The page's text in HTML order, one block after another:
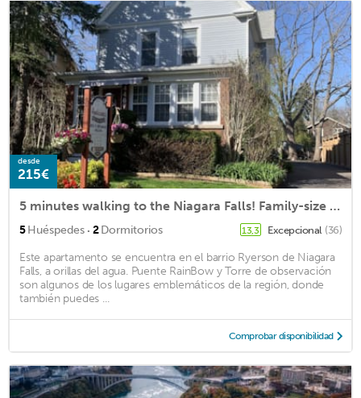
desde
215€
5 minutes walking to the Niagara Falls! Family-size suite with private entrance.
5Huéspedes · 2Dormitorios 13,3 Excepcional (36)
Este apartamento se encuentra en el barrio Ryerson de Niagara
Falls, a orillas del agua. Puente RainBow y Torre de observación
son algunos de los lugares emblemáticos de la región, donde
también puedes ...
Comprobar disponibilidad